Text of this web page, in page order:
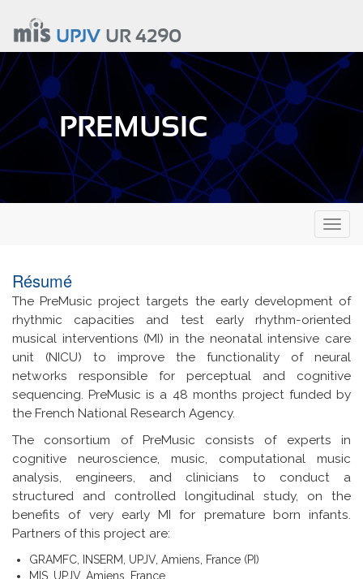
contenu
principal
UPJVUR 4290
PREMUSIC
Résumé
The PreMusic project targets the early development of
rhythmic capacities and test early rhythm-oriented
musical interventions (MI) in the neonatal intensive care
unit (NICU) to improve the functionality of neural
networks responsible for perceptual and cognitive
sequencing. PreMusic is a 48 months project funded by
the French National Research Agency.
The consortium of PreMusic consists of experts in
cognitive neuroscience, music, computational music
analysis, engineers, and clinicians to conduct a
structured and controlled longitudinal study, on the
benefits of very early MI for premature born infants.
Partners of this project are:
GRAMFC, INSERM, UPJV, Amiens, France (PI)
MIS, UPJV, Amiens, France